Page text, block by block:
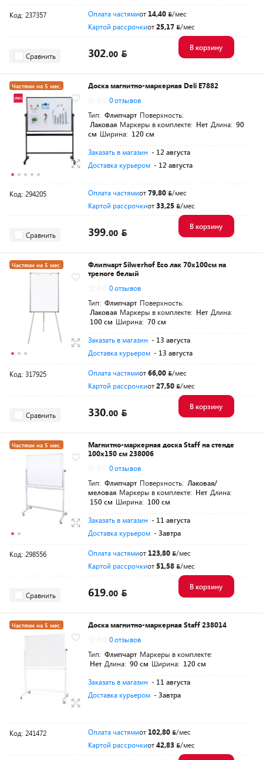
Код: 237357 Оплата частямиот 14,40
/мес
Картой рассрочкиот25,17 /мес
Сравнить 302.00
В корзину
Частями на 5 мес.
Доска магнитно-маркерная Deli E7882
0 отзывов
Тип: Флипчарт Поверхность:
Лаковая Маркеры в комплекте: Нет Длина: 90
см Ширина: 120 см
Заказать в магазин - 12 августа
Доставка курьером - 12 августа
Код: 294205 Оплата частямиот79,80
/мес
Картой рассрочкиот33,25 /мес
Сравнить 399.00
В корзину
Частями на 5 мес.
Флипчарт Silwerhof Eco лак 70x100см на
треноге белый
0 отзывов
Тип: Флипчарт Поверхность:
Лаковая Маркеры в комплекте: Нет Длина:
100 см Ширина: 70 см
Заказать в магазин - 13 августа
Доставка курьером - 13 августа
Код: 317925 Оплата частямиот66,00
/мес
Картой рассрочкиот27,50 /мес
Сравнить 330.00
В корзину
Частями на 5 мес.
Магнитно-маркерная доска Staff на стенде
100х150 см 238006
0 отзывов
Тип: Флипчарт Поверхность: Лаковая/
меловая Маркеры в комплекте: Нет Длина:
150 см Ширина: 100 см
Заказать в магазин - 11 августа
Доставка курьером - Завтра
Код: 298556 Оплата частямиот 123,80
/мес
Картой рассрочкиот 51,58 /мес
Сравнить 619.00
В корзину
Частями на 5 мес.
Доска магнитно-маркерная Staff 238014
0 отзывов
Тип: Флипчарт Маркеры в комплекте:
Нет Длина: 90 см Ширина: 120 см
Заказать в магазин - 11 августа
Доставка курьером - Завтра
Код: 241472 Оплата частямиот 102,80
/мес
Картой рассрочкиот42,83 /мес